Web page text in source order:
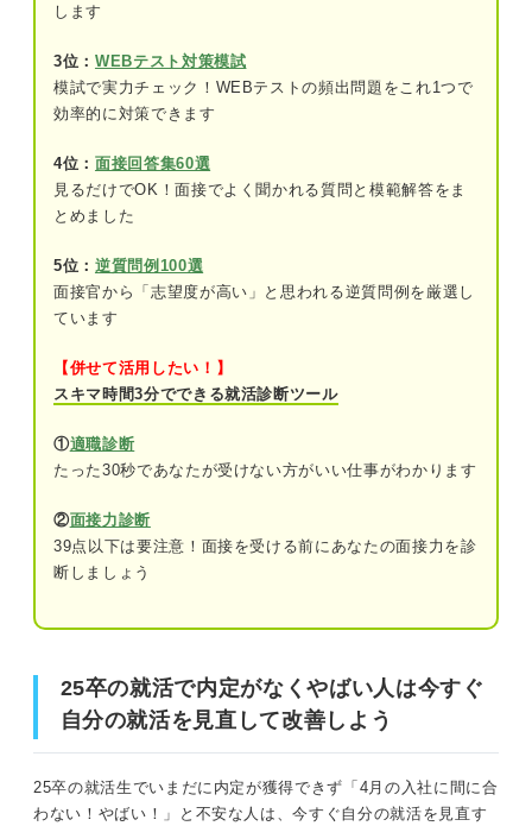
通年採用している企業の探し方
書類選考で落ちてない？ 就活がやばい人が押さえ
入社の意欲が伝わり切っていない
抽象的な内容で入社のイメージが湧かない
今すぐできる一次面接の対策法！ 就活がやばい人
確認する
認する
⑤正しい言葉遣いや敬語が話せるようにす
る
面接官を納得させる二次面接の対策法！ 一次面接
より深掘りされる可能性アリ
します
3位： WEBテスト対策模試
模試で実力チェック！WEBテストの頻出問題をこれ1つで
効率的に対策できます
4位： 面接回答集60選
見るだけでOK！面接でよく聞かれる質問と模範解答をま
とめました
5位： 逆質問例100選
面接官から「志望度が高い」と思われる逆質問例を厳選し
ています
【併せて活用したい！】
スキマ時間3分でできる就活診断ツール
①適職診断
たった30秒であなたが受けない方がいい仕事がわかります
②面接力診断
39点以下は要注意！面接を受ける前にあなたの面接力を診
断しましょう
25卒の就活で内定がなくやばい人は今すぐ
自分の就活を見直して改善しよう
25卒の就活生でいまだに内定が獲得できず「4月の入社に間に合
わない！やばい！」と不安な人は、今すぐ自分の就活を見直す
25卒の就活で内定がなくやばい人は今すぐ自分の就活を見
大学4年の2月に内定がない人はかなりやばい！ 25卒就活
生の就活内定状況を知ろう
10月時点の内定率
10月以降の動き